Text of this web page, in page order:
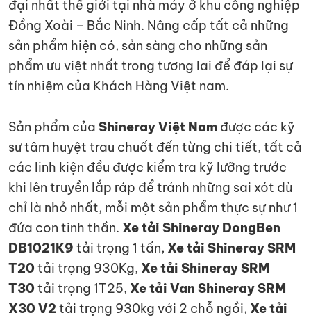
đại nhất thế giới tại nhà máy ở khu công nghiệp
Đồng Xoài – Bắc Ninh. Nâng cấp tất cả những
sản phẩm hiện có, sản sàng cho những sản
phẩm ưu việt nhất trong tương lai để đáp lại sự
tín nhiệm của Khách Hàng Việt nam.
Sản phẩm của Shineray Việt Nam được các kỹ
sư tâm huyệt trau chuốt đến từng chi tiết, tất cả
các linh kiện đều được kiểm tra kỹ lưỡng trước
khi lên truyền lắp ráp để tránh những sai xót dù
chỉ là nhỏ nhất, mỗi một sản phẩm thực sự như 1
đứa con tinh thần. Xe tải Shineray DongBen
DB1021K9 tải trọng 1 tấn, Xe tải Shineray SRM
T20 tải trọng 930Kg, Xe tải Shineray SRM
T30 tải trọng 1T25, Xe tải Van Shineray SRM
X30 V2 tải trọng 930kg với 2 chỗ ngồi, Xe tải